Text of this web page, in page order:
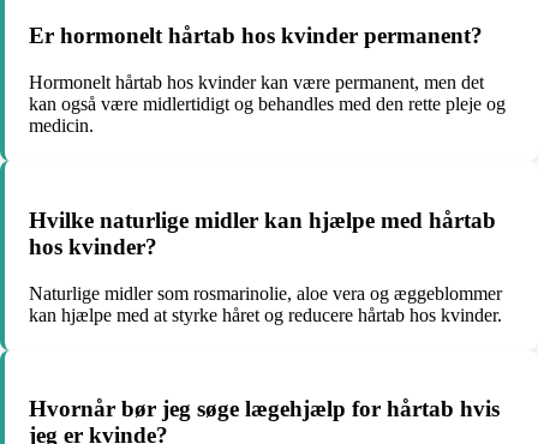
Er hormonelt hårtab hos kvinder permanent?
Hormonelt hårtab hos kvinder kan være permanent, men det
kan også være midlertidigt og behandles med den rette pleje og
medicin.
Hvilke naturlige midler kan hjælpe med hårtab
hos kvinder?
Naturlige midler som rosmarinolie, aloe vera og æggeblommer
kan hjælpe med at styrke håret og reducere hårtab hos kvinder.
Hvornår bør jeg søge lægehjælp for hårtab hvis
jeg er kvinde?